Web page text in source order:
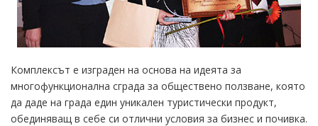
Комплексът е изграден на основа на идеята за
многофункционална сграда за обществено ползване, която
да даде на града един уникален туристически продукт,
обединяващ в себе си отлични условия за бизнес и почивка.